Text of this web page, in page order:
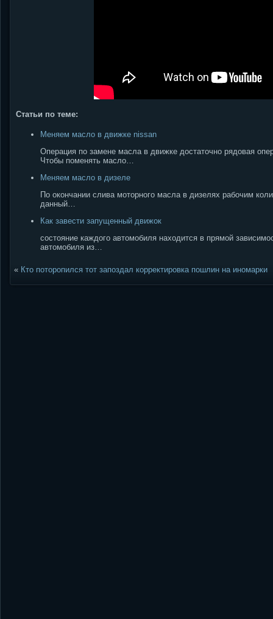
Статьи по теме:
Меняем масло в движке nissan
Операция по замене масла в движке достаточно рядовая
Чтобы поменять масло…
Меняем масло в дизеле
По окончании слива моторного масла в дизелях рабочим
данный…
Как завести запущенный движок
состояние каждого автомобиля находится в прямой
автомобиля из…
« Кто поторопился тот запоздал корректировка пошлин на иномарки